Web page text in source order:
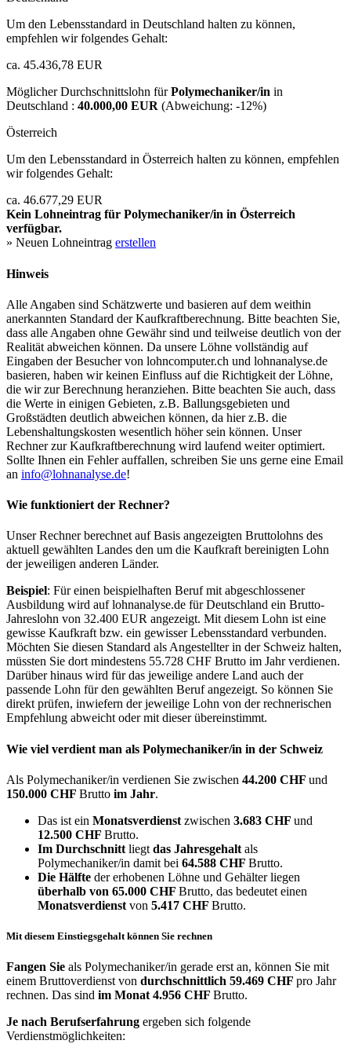
Um den Lebensstandard in Deutschland halten zu können,
empfehlen wir folgendes Gehalt:
ca. 45.436,78 EUR
Möglicher Durchschnittslohn fürPolymechaniker/in in
Deutschland : 40.000,00 EUR (Abweichung: -12%)
Österreich
Um den Lebensstandard in Österreich halten zu können, empfehlen
wir folgendes Gehalt:
ca. 46.677,29 EUR
Kein Lohneintrag für Polymechaniker/in in Österreich
verfügbar.
» Neuen Lohneintrag erstellen
Hinweis
Alle Angaben sind Schätzwerte und basieren auf dem weithin
anerkannten Standard der Kaufkraftberechnung. Bitte beachten Sie,
dass alle Angaben ohne Gewähr sind und teilweise deutlich von der
Realität abweichen können. Da unsere Löhne vollständig auf
Eingaben der Besucher von lohncomputer.ch und lohnanalyse.de
basieren, haben wir keinen Einfluss auf die Richtigkeit der Löhne,
die wir zur Berechnung heranziehen. Bitte beachten Sie auch, dass
die Werte in einigen Gebieten, z.B. Ballungsgebieten und
Großstädten deutlich abweichen können, da hier z.B. die
Lebenshaltungskosten wesentlich höher sein können. Unser
Rechner zur Kaufkraftberechnung wird laufend weiter optimiert.
Sollte Ihnen ein Fehler auffallen, schreiben Sie uns gerne eine Email
an info@lohnanalyse.de!
Wie funktioniert der Rechner?
Unser Rechner berechnet auf Basis angezeigten Bruttolohns des
aktuell gewählten Landes den um die Kaufkraft bereinigten Lohn
der jeweiligen anderen Länder.
Beispiel: Für einen beispielhaften Beruf mit abgeschlossener
Ausbildung wird auf lohnanalyse.de für Deutschland ein Brutto-
Jahreslohn von 32.400 EUR angezeigt. Mit diesem Lohn ist eine
gewisse Kaufkraft bzw. ein gewisser Lebensstandard verbunden.
Möchten Sie diesen Standard als Angestellter in der Schweiz halten,
müssten Sie dort mindestens 55.728 CHF Brutto im Jahr verdienen.
Darüber hinaus wird für das jeweilige andere Land auch der
passende Lohn für den gewählten Beruf angezeigt. So können Sie
direkt prüfen, inwiefern der jeweilige Lohn von der rechnerischen
Empfehlung abweicht oder mit dieser übereinstimmt.
Wie viel verdient man als Polymechaniker/in in der Schweiz
Als Polymechaniker/in verdienen Sie zwischen 44.200 CHF und
150.000 CHF Brutto im Jahr.
Das ist ein Monatsverdienst zwischen 3.683 CHF und
12.500 CHF Brutto.
Im Durchschnitt liegt das Jahresgehalt als
Polymechaniker/in damit bei 64.588 CHF Brutto.
Die Hälfte der erhobenen Löhne und Gehälter liegen
überhalb von 65.000 CHF Brutto, das bedeutet einen
Monatsverdienst von 5.417 CHF Brutto.
Mit diesem Einstiegsgehalt können Sie rechnen
Fangen Sie als Polymechaniker/in gerade erst an, können Sie mit
einem Bruttoverdienst von durchschnittlich 59.469 CHF pro Jahr
rechnen. Das sind im Monat 4.956 CHF Brutto.
Je nach Berufserfahrung ergeben sich folgende
Verdienstmöglichkeiten: